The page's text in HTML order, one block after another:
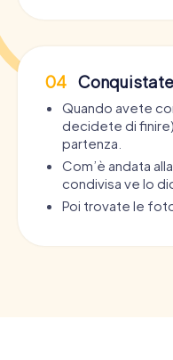
04
Quando avete
decidete di
partenza.
Com’è andata
condivisa ve lo
Poi trovate le